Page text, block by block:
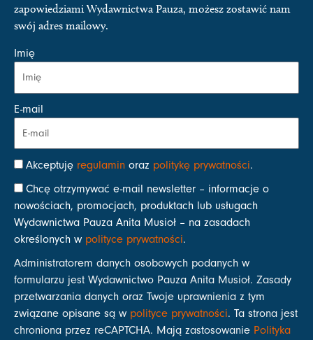
zapowiedziami Wydawnictwa Pauza, możesz zostawić nam
swój adres mailowy.
Imię
E-mail
Akceptuję regulamin oraz politykę prywatności.
Chcę otrzymywać e-mail newsletter – informacje o
nowościach, promocjach, produktach lub usługach
Wydawnictwa Pauza Anita Musioł – na zasadach
określonych w polityce prywatności.
Administratorem danych osobowych podanych w
formularzu jest Wydawnictwo Pauza Anita Musioł. Zasady
przetwarzania danych oraz Twoje uprawnienia z tym
związane opisane są w polityce prywatności. Ta strona jest
chroniona przez reCAPTCHA. Mają zastosowanie Polityka